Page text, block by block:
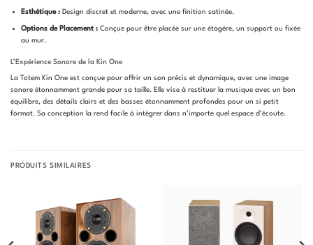
Esthétique :Design discret et moderne, avec une finition satinée.
Options de Placement :Conçue pour être placée sur une étagère, un support ou fixée
au mur.
L’Expérience Sonore de la Kin One
La Totem Kin One est conçue pour offrir un son précis et dynamique, avec une image
sonore étonnamment grande pour sa taille. Elle vise à restituer la musique avec un bon
équilibre, des détails clairs et des basses étonnamment profondes pour un si petit
format. Sa conception la rend facile à intégrer dans n’importe quel espace d’écoute.
PRODUITS SIMILAIRES